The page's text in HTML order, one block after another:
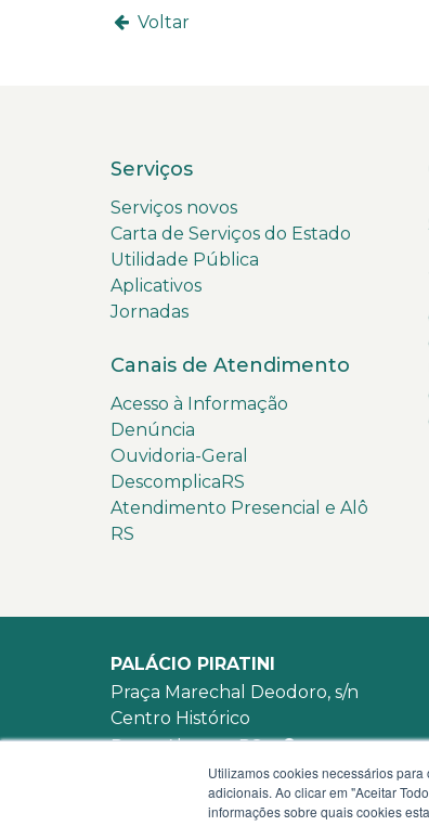
Voltar
Serviços
Serviços novos
Carta de Serviços do Estado
Utilidade Pública
Aplicativos
Jornadas
Canais de Atendimento
Acesso à Informação
Denúncia
Ouvidoria-Geral
DescomplicaRS
Atendimento Presencial e Alô
RS
PALÁCIO PIRATINI
Praça Marechal Deodoro, s/n
Centro Histórico
Porto Alegre - RS -
mapa
WhatsApp:(51) 3210-3939
Utilizamos cookies necessários
adicionais. Ao clicar em "Aceitar
informações sobre quais cookies